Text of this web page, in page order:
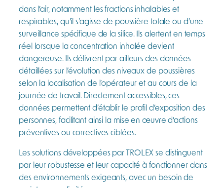
dans l’air, notamment les fractions inhalables et
respirables, qu’il s’agisse de poussière totale ou d’une
surveillance spécifique de la silice. Ils alertent en temps
réel lorsque la concentration inhalée devient
dangereuse. Ils délivrent par ailleurs des données
détaillées sur l’évolution des niveaux de poussières
selon la localisation de l’opérateur et au cours de la
journée de travail. Directement accessibles, ces
données permettent d’établir le profil d’exposition des
personnes, facilitant ainsi la mise en œuvre d’actions
préventives ou correctives ciblées.
Les solutions développées par TROLEX se distinguent
par leur robustesse et leur capacité à fonctionner dans
des environnements exigeants, avec un besoin de